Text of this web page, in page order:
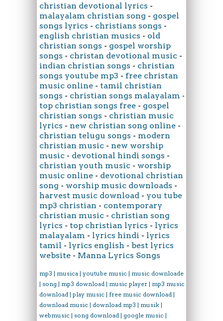
christian devotional lyrics -
malayalam christian song - gospel
songs lyrics - christians songs -
english christian musics - old
christian songs - gospel worship
songs - christan devotional music -
indian christian songs - christian
songs youtube mp3 - free christan
music online - tamil christian
songs - christian songs malayalam -
top christian songs free - gospel
christian songs - christian music
lyrics - new christian song online -
christian telugu songs - modern
christian music - new worship
music - devotional hindi songs -
christian youth music - worship
music online - devotional christian
song - worship music downloads -
harvest music download - you tube
mp3 christian - contemporary
christian music - christian song
lyrics - top christian lyrics - lyrics
malayalam - lyrics hindi - lyrics
tamil - lyrics english - best lyrics
website - Manna Lyrics Songs
mp3 | musica | youtube music | music downloader
| song | mp3 download | music player | mp3 music
download | play music | free music download |
download music | download mp3 | musik |
webmusic | song download | google music |